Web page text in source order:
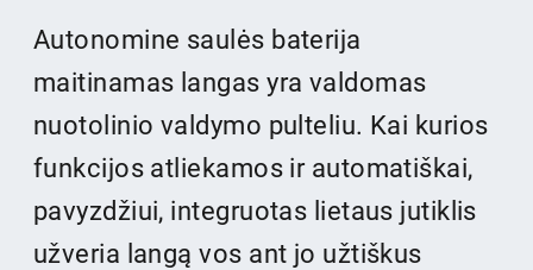
Autonomine saulės baterija
maitinamas langas yra valdomas
nuotolinio valdymo pulteliu. Kai kurios
funkcijos atliekamos ir automatiškai,
pavyzdžiui, integruotas lietaus jutiklis
užveria langą vos ant jo užtiškus